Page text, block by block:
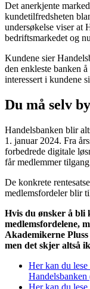
Det anerkjente
kundetilfredsheten
undersøkelse viser at
bedriftsmarkedet og
Kundene sier
den enkleste banken
interessert i kundene
Du må selv
Handelsbanken blir
1. januar 2024. Fra
forbedrede digitale
får medlemmer
De konkrete
medlemsfordeler blir
Hvis du ønsker å bli
medlemsfordelene,
Akademikerne
men det skjer altså
Her kan du
Handelsbanken
Her kan du